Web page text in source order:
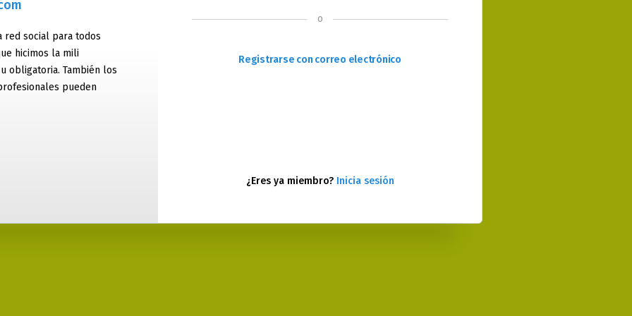
red social para todos
hicimos la mili
obligatoria. También los
pueden
o
Registrarse con correo electrónico
¿Eres ya miembro? Inicia sesión